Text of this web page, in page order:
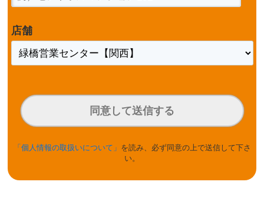
店舗
同意して送信する
「個人情報の取扱いについて」 を読み、必ず同意の上で送信して下さ
い。